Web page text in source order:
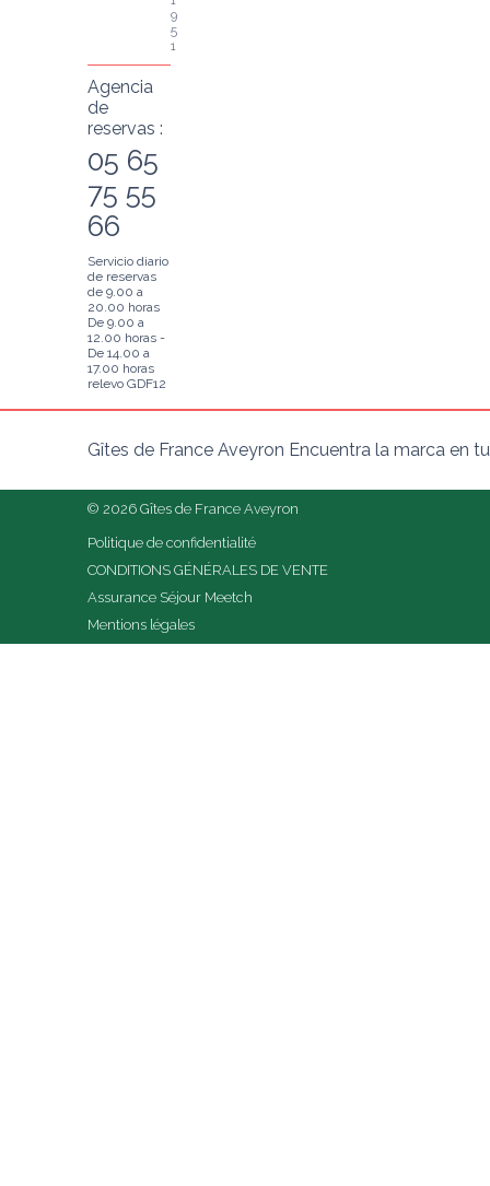
9
5
1
Agencia
de
reservas :
05 65
75 55
66
Servicio diario
de reservas
de 9.00 a
20.00 horas
De 9.00 a
12.00 horas -
De 14.00 a
17.00 horas
relevo GDF12
Gîtes de France Aveyron Encuentra la marca en
© 2026 Gîtes de France Aveyron
Politique de confidentialité
CONDITIONS GÉNÉRALES DE VENTE
Assurance Séjour Meetch
Mentions légales